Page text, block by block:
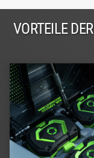
VORTEILE